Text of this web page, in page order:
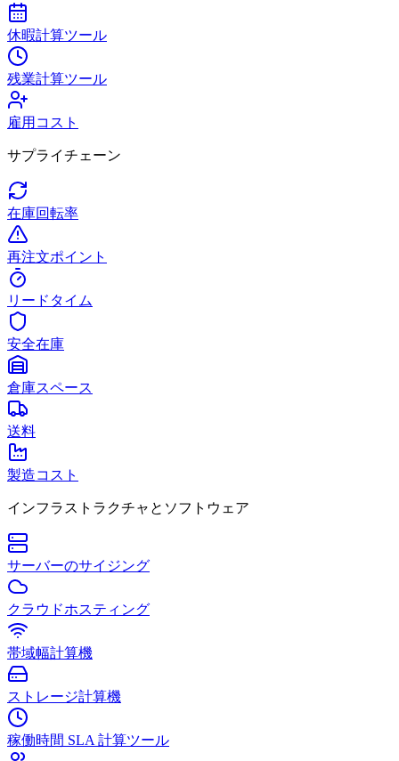
休暇計算ツール
残業計算ツール
雇用コスト
サプライチェーン
在庫回転率
再注文ポイント
リードタイム
安全在庫
倉庫スペース
送料
製造コスト
インフラストラクチャとソフトウェア
サーバーのサイジング
クラウドホスティング
帯域幅計算機
ストレージ計算機
稼働時間 SLA 計算ツール